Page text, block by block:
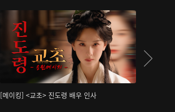
[메이킹] <교초> 진도령 배우 인사